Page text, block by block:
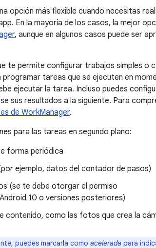
opción más flexible cuando necesitas
En la mayoría de los casos, la mejor
, aunque en algunos casos puede ser
te permite configurar trabajos simples o
programar tareas que se ejecuten en
ejecutar la tarea. Incluso puedes
sus resultados a la siguiente. Para
de WorkManager.
para las tareas en segundo plano:
forma periódica
ejemplo, datos del contador de pasos)
(se te debe otorgar el permiso
10 o versiones posteriores)
contenido, como las fotos que crea la
puedes marcarla como acelerada para